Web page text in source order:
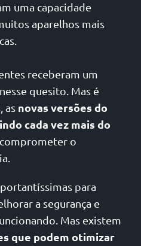
uma capacidade
aparelhos mais
receberam um
quesito. Mas é
as novas versões do
cada vez mais do
o
para
a segurança e
Mas existem
que podem otimizar